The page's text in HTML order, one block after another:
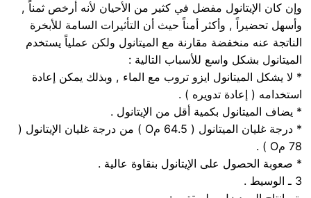
وإن كان الإيتانول مفضل في كثير من الأحيان لأنه أرخص ثمناً ,
وأسهل تحضيراً , وأكثر أمناً حيث أن التأثيرات السامة للأبخرة
الناتجة عنه منخفضة مقارنة مع الميتانول ولكن عملياً يستخدم
الميتانول بشكل واسع للأسباب التالية :
* لا يشكل الميتانول ايزو تروب مع الماء , وبذلك يمكن إعادة
استخدامه ( إعادة تدويره ) .
* يضاف الميتانول بكمية أقل من الإيتانول .
* درجة غليان الميتانول ( 64.5 مO ) من درجة غليان الإيتانول (
78 مO ) .
* صعوبة الحصول على الإيتانول بنقاوة عالية .
3 ـ الوسيط .